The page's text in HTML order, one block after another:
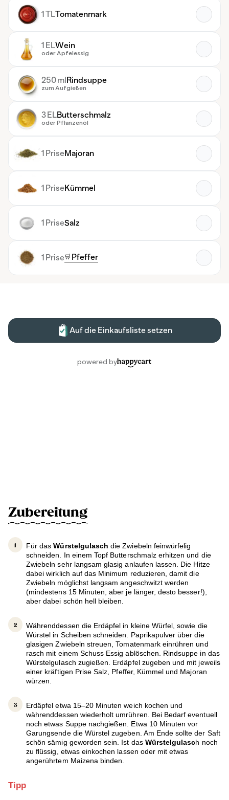
Zubereitung
Für dasWürstelgulasch die Zwiebeln feinwürfelig
schneiden. In einem Topf Butterschmalz erhitzen und die
Zwiebeln sehr langsam glasig anlaufen lassen. Die Hitze
dabei wirklich auf das Minimum reduzieren, damit die
Zwiebeln möglichst langsam angeschwitzt werden
(mindestens 15 Minuten, aber je länger, desto besser!),
aber dabei schön hell bleiben.
Währenddessen die Erdäpfel in kleine Würfel, sowie die
Würstel in Scheiben schneiden. Paprikapulver über die
glasigen Zwiebeln streuen, Tomatenmark einrühren und
rasch mit einem Schuss Essig ablöschen. Rindsuppe in das
Würstelgulasch zugießen. Erdäpfel zugeben und mit jeweils
einer kräftigen Prise Salz, Pfeffer, Kümmel und Majoran
würzen.
Erdäpfel etwa 15–20 Minuten weich kochen und
währenddessen wiederholt umrühren. Bei Bedarf eventuell
noch etwas Suppe nachgießen. Etwa 10 Minuten vor
Garungsende die Würstel zugeben. Am Ende sollte der Saft
schön sämig geworden sein. Ist das Würstelgulasch noch
zu flüssig, etwas einkochen lassen oder mit etwas
angerührtem Maizena binden.
Tipp